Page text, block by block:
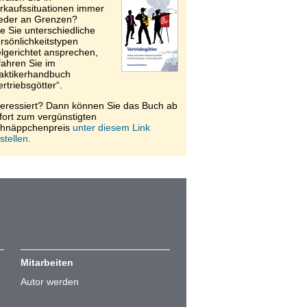
immer
an Grenzen?
Sie unterschiedliche
ansprechen,
Sie im
Dann können Sie das Buch ab
zum vergünstigten
unter diesem Link
Mitarbeiten
Autor werden